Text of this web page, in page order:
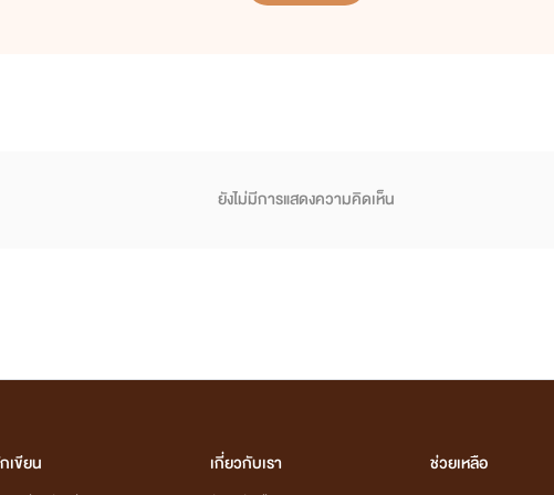
ยังไม่มีการแสดงความคิดเห็น
เขียน
เกี่ยวกับเรา
ช่วยเหลือ